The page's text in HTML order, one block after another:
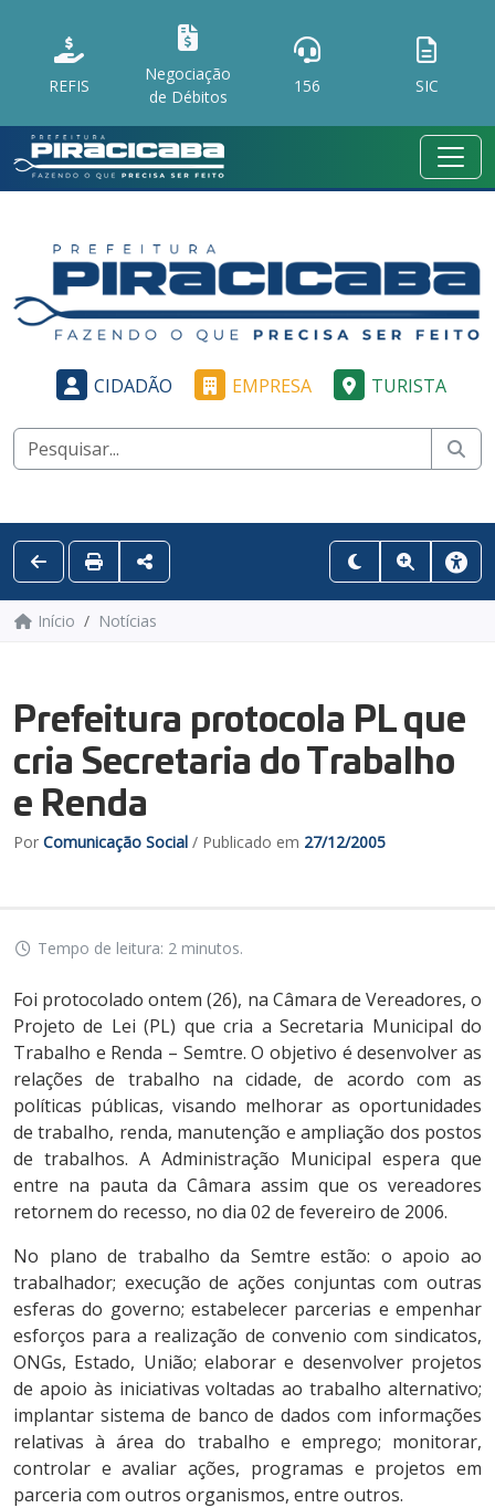
REFIS
Negociação
de Débitos
156 SIC
CIDADÃO EMPRESA TURISTA
Início Notícias
Prefeitura protocola PL que
cria Secretaria do Trabalho
e Renda
Por Comunicação Social / Publicado em 27/12/2005
Tempo de leitura: 2 minutos.
Foi protocolado ontem (26), na Câmara de Vereadores, o
Projeto de Lei (PL) que cria a Secretaria Municipal do
Trabalho e Renda – Semtre. O objetivo é desenvolver as
relações de trabalho na cidade, de acordo com as
políticas públicas, visando melhorar as oportunidades
de trabalho, renda, manutenção e ampliação dos postos
de trabalhos. A Administração Municipal espera que
entre na pauta da Câmara assim que os vereadores
retornem do recesso, no dia 02 de fevereiro de 2006.
No plano de trabalho da Semtre estão: o apoio ao
trabalhador; execução de ações conjuntas com outras
esferas do governo; estabelecer parcerias e empenhar
esforços para a realização de convenio com sindicatos,
ONGs, Estado, União; elaborar e desenvolver projetos
de apoio às iniciativas voltadas ao trabalho alternativo;
implantar sistema de banco de dados com informações
relativas à área do trabalho e emprego; monitorar,
controlar e avaliar ações, programas e projetos em
parceria com outros organismos, entre outros.